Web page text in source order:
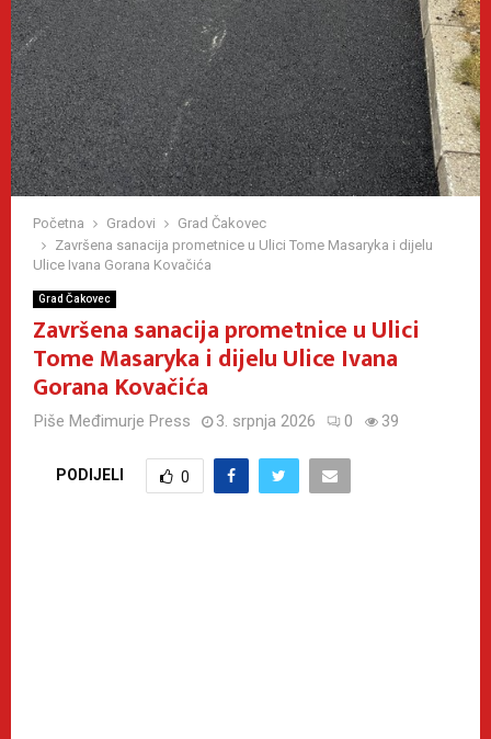
Početna Gradovi
Grad Čakovec
Završena sanacija prometnice u Ulici Tome Masaryka i dijelu
Ulice Ivana Gorana Kovačića
Grad Čakovec
Završena sanacija prometnice u Ulici
Tome Masaryka i dijelu Ulice Ivana
Gorana Kovačića
Piše Međimurje Press 3. srpnja 2026 0 39
PODIJELI 0